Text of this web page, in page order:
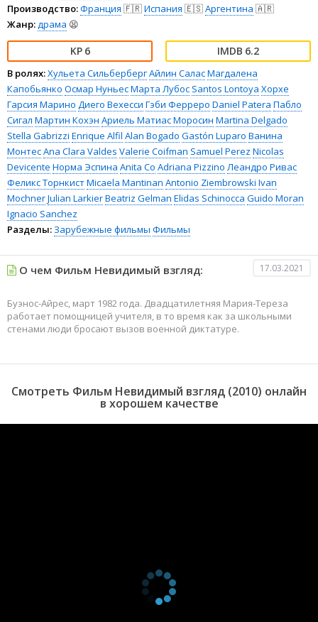
Производство:Франция 🇫🇷Испания 🇪🇸Аргентина 🇦🇷
Жанр:драма 😫
6 6.2
В ролях:Хульета СильбербергАйлин СаласМагдалена
Капобьянко Осмар НуньесМарта Лубос Santos Lontoya Хорхе
Гарсия Марино Диего Вехесси Гэби Ферреро Daniel Patera Пабло
Сигал Мартин Кохэн Ариель Матиас Моросин Martina Delgado
Stella Gabrizzi Enrique Alfil Alan Bogado Gastón Luparo Ванина
МонтесAna Clara Valdes Valerie Coifman Samuel Perez Nicolas
Devicente Норма Эспина Anita Co Adriana Pizzino Леандро Ривас
Феликс ТорнкистMicaela Mantinan Antonio Ziembrowski Ivan
MochnerJulian LarkierBeatriz Gelman Elidas Schinocca Guido Moran
Ignacio Sanchez
Разделы: Зарубежные фильмы Фильмы
О чем Фильм Невидимый взгляд: 17.03.2021
Буэнос-Айрес, март 1982 года. Двадцатилетняя Мария-Тереза
работает помощницей учителя, в то время как за школьными
стенами люди бросают вызов военной диктатуре.
Смотреть Фильм Невидимый взгляд (2010) онлайн
в хорошем качестве